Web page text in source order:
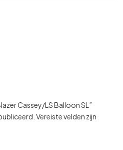
Cassey/LS Balloon SL”
Vereiste velden zijn